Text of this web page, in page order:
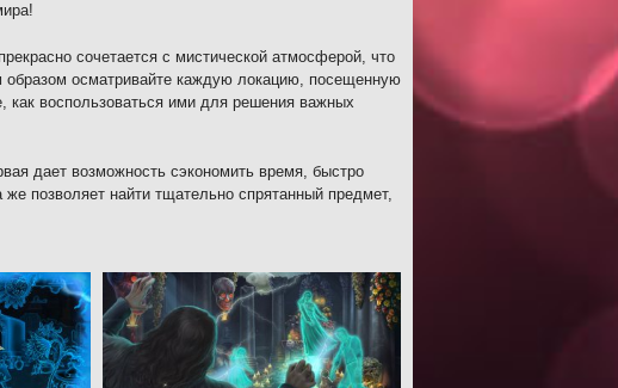
сочетается с мистической атмосферой, что
осматривайте каждую локацию, посещенную
воспользоваться ими для решения важных
дает возможность сэкономить время, быстро
позволяет найти тщательно спрятанный предмет,